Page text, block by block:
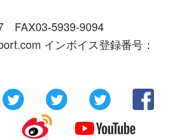
FAX03-5939-9094
インボイス登録番号：